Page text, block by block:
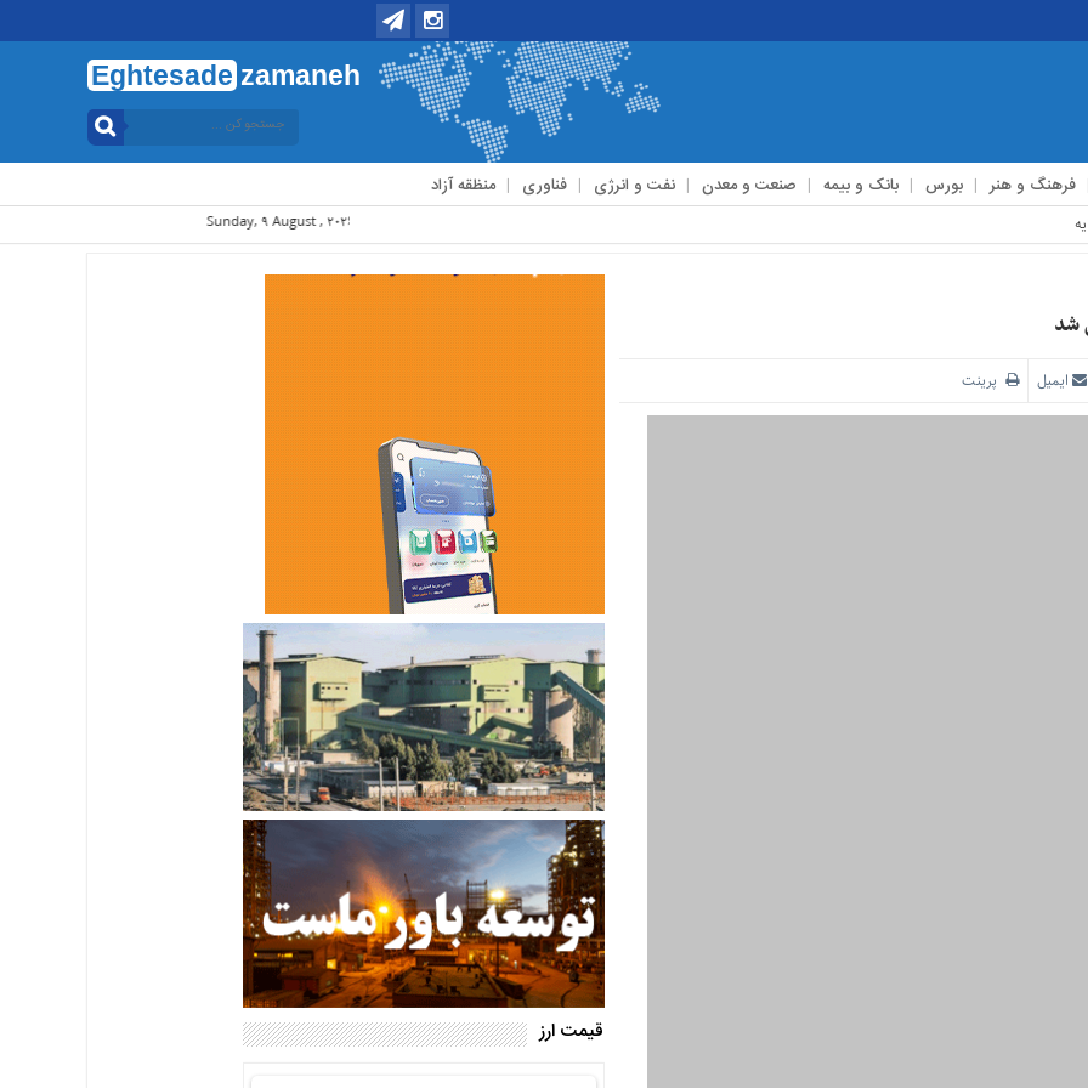
Eghtesade zamaneh
فرهنگ و هنر بورس بانک و بیمه صنعت و معدن نفت و انرژی فناوری منظقه آزاد
شد
ایمیل پرینت
قیمت ارز